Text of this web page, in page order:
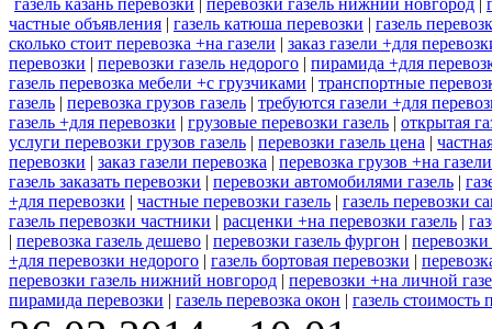
газель казань перевозки перевозки газель нижний новгород
частные объявления | газель катюша перевозки | газель
сколько стоит перевозка +на газели | заказ газели +для
перевозки | перевозки газель недорого | пирамида +для
газель перевозка мебели +с грузчиками | транспортные
газель | перевозка грузов газель | требуются газели +для
газель +для перевозки | грузовые перевозки газель | открытая
услуги перевозки грузов газель | перевозки газель цена |
перевозки | заказ газели перевозка | перевозка грузов +на
газель заказать перевозки | перевозки автомобилями газель |
+для перевозки | частные перевозки газель | газель перевозки
газель перевозки частники | расценки +на перевозки газель |
| перевозка газель дешево | перевозки газель фургон |
+для перевозки недорого | газель бортовая перевозки |
перевозки газель нижний новгород | перевозки +на личной
пирамида перевозки | газель перевозка окон | газель стоимость